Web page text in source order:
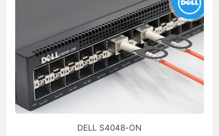
DELL S4048-ON